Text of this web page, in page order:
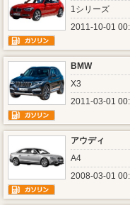
1シリーズ
2011-10-01
BMW
X3
2011-03-01
アウディ
A4
2008-03-01